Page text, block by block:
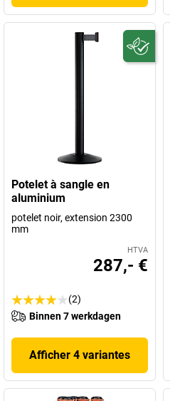
Potelet à sangle en
aluminium
potelet noir, extension 2300
mm
HTVA
287,- €
(2)
Binnen 7 werkdagen
Afficher 4 variantes